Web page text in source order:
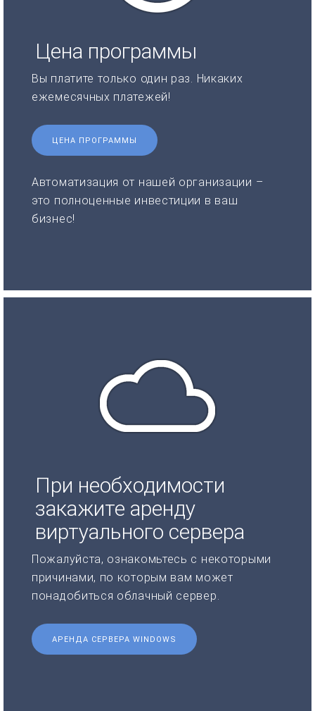
Цена программы
Вы платите только один раз. Никаких
ежемесячных платежей!
ЦЕНА ПРОГРАММЫ
Автоматизация от нашей организации –
это полноценные инвестиции в ваш
бизнес!
При необходимости
закажите аренду
виртуального сервера
Пожалуйста, ознакомьтесь с некоторыми
причинами, по которым вам может
понадобиться облачный сервер.
АРЕНДА СЕРВЕРА WINDOWS